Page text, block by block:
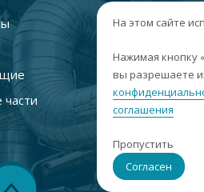
+7
г.
сб-
На этом сайте
Нажимая кнопку
вы разрешаете
соглашения
Пропустить
Согласен